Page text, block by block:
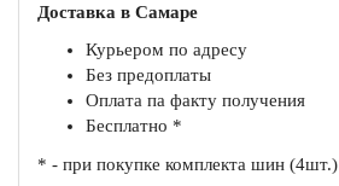
Доставка в Самаре
Курьером по адресу
Без предоплаты
Оплата па факту получения
Бесплатно *
* - при покупке комплекта шин (4шт.)